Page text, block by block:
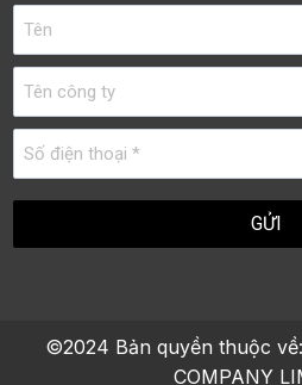
©2024 Bản quyền thuộc về:
COMPANY